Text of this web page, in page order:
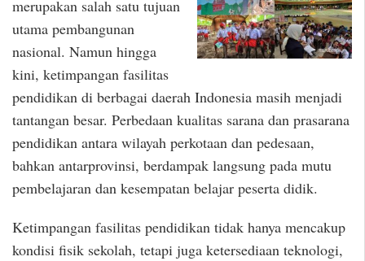
merupakan salah satu tujuan
utama pembangunan
nasional. Namun hingga
kini, ketimpangan fasilitas
pendidikan di berbagai daerah Indonesia masih menjadi
tantangan besar. Perbedaan kualitas sarana dan prasarana
pendidikan antara wilayah perkotaan dan pedesaan,
bahkan antarprovinsi, berdampak langsung pada mutu
pembelajaran dan kesempatan belajar peserta didik.
Ketimpangan fasilitas pendidikan tidak hanya mencakup
kondisi fisik sekolah, tetapi juga ketersediaan teknologi,